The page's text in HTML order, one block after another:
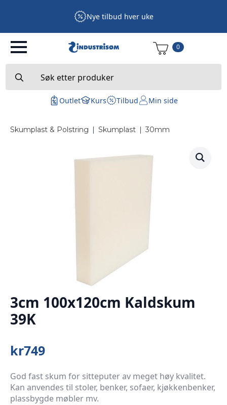
Nye tilbud hver uke
0
for:
Outlet Kurs Tilbud Min side
Skumplast & Polstring | Skumplast | 30mm
3cm 100x120cm Kaldskum
39K
kr749
God fast skum for sitteputer av meget høy kvalitet.
Kan anvendes til stoler, benker, sofaer, kjøkkenbenker,
plassbygde møbler mv.